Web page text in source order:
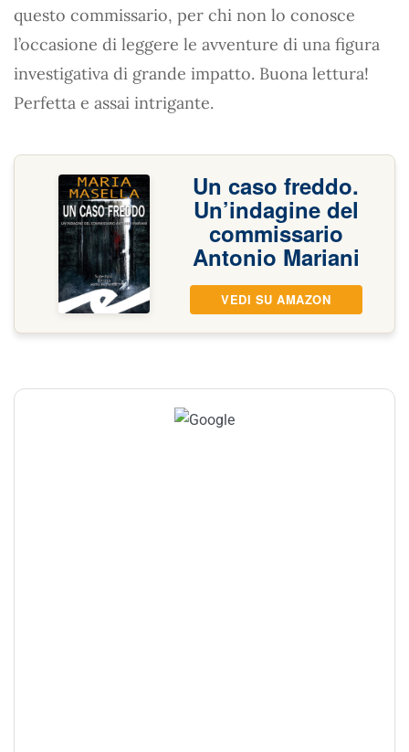
questo commissario, per chi non lo conosce
l’occasione di leggere le avventure di una figura
investigativa di grande impatto. Buona lettura!
Perfetta e assai intrigante.
Un caso freddo.
Un’indagine del
commissario
Antonio Mariani
VEDI SU AMAZON